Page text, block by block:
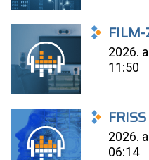
2026.
11:50
2026.
06:14